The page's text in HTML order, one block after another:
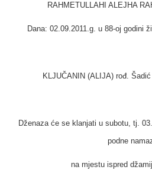
RAHMETULLAHI ALEJHA
Dana: 02.09.2011.g. u 88-oj godini
KLJUČANIN (ALIJA) rođ.
Dženaza će se klanjati u subotu, tj.
podne
na mjestu ispred